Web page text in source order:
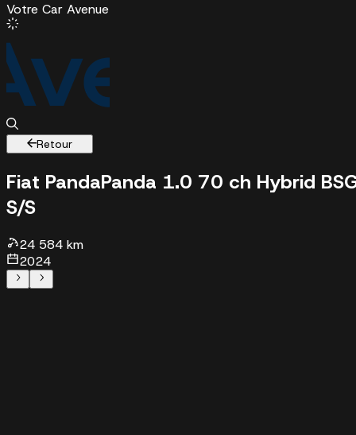
Votre Car Avenue
Retour
Fiat PandaPanda 1.0 70 ch Hybrid
S/S
24 584 km
2024